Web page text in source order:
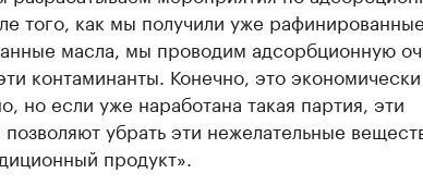
того, как мы получили уже рафинированные
масла, мы проводим адсорбционную
контаминанты. Конечно, это
но если уже наработана такая партия, эти
убрать эти нежелательные
продукт».